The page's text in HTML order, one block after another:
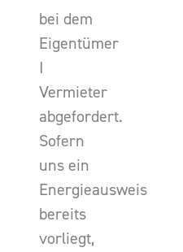
bei dem
Eigentümer
I
Vermieter
abgefordert.
Sofern
uns ein
Energieausweis
bereits
vorliegt,